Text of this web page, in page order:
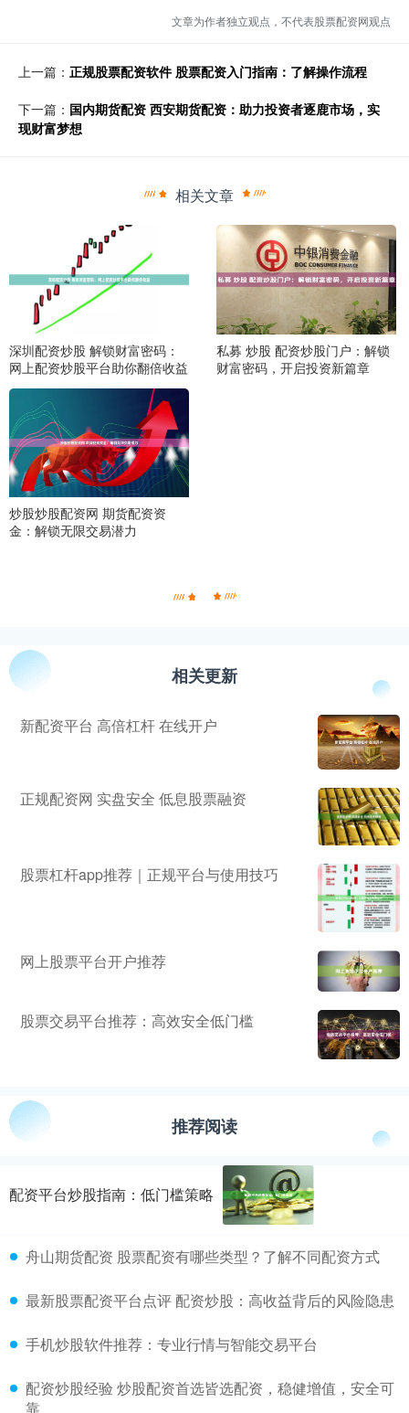
文章为作者独立观点，不代表股票配资网观点
上一篇： 正规股票配资软件 股票配资入门指南：了解操作流程
下一篇： 国内期货配资 西安期货配资：助力投资者逐鹿市场，实
现财富梦想
相关文章
深圳配资炒股 解锁财富密码：
网上配资炒股平台助你翻倍收益
私募 炒股 配资炒股门户：解锁
财富密码，开启投资新篇章
炒股炒股配资网 期货配资资
金：解锁无限交易潜力
相关更新
新配资平台 高倍杠杆 在线开户
正规配资网 实盘安全 低息股票融资
股票杠杆app推荐｜正规平台与使用技巧
网上股票平台开户推荐
股票交易平台推荐：高效安全低门槛
推荐阅读
配资平台炒股指南：低门槛策略
舟山期货配资 股票配资有哪些类型？了解不同配资方式
最新股票配资平台点评 配资炒股：高收益背后的风险隐患
手机炒股软件推荐：专业行情与智能交易平台
配资炒股经验 炒股配资首选皆选配资，稳健增值，安全可
靠